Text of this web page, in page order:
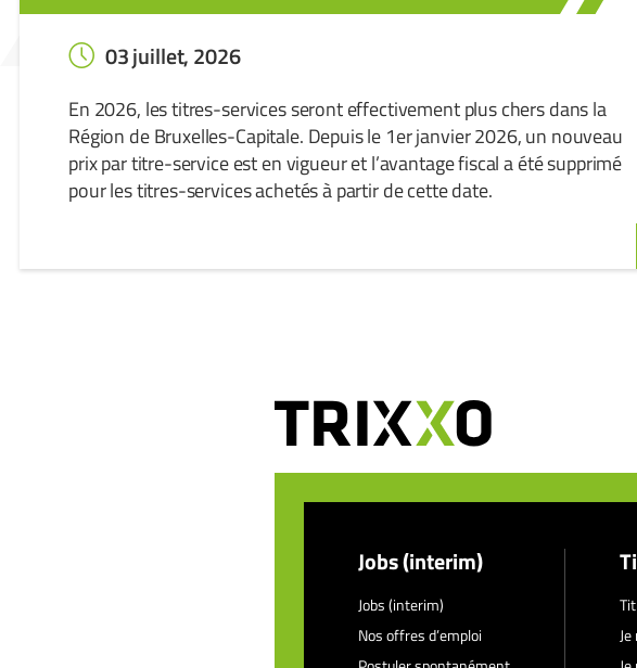
03 juillet, 2026
En 2026, les titres-services seront effectivement plus chers dans la
Région de Bruxelles-Capitale. Depuis le 1er janvier 2026, un nouveau
prix par titre-service est en vigueur et l’avantage fiscal a été supprimé
pour les titres-services achetés à partir de cette date.
Jobs (interim)
Jobs (interim)
Nos offres d’emploi